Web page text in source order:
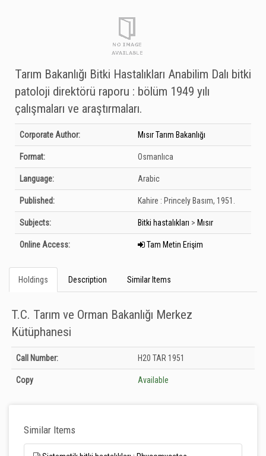
Tarım Bakanlığı Bitki Hastalıkları Anabilim Dalı bitki
patoloji direktörü raporu : bölüm 1949 yılı
çalışmaları ve araştırmaları.
Bibliographic Details
Corporate Author: Mısır Tarım Bakanlığı
Format: Osmanlıca
Language: Arabic
Published: Kahire : Princely Basım, 1951.
Subjects: Bitki hastalıkları > Mısır
Online Access: Tam Metin Erişim
Holdings Description Similar Items
T.C. Tarım ve Orman Bakanlığı Merkez
Kütüphanesi
Holdings details from T.C. Tarım ve Orman Bakanlığı Merkez Kütüphanesi:
Unknown
Call Number: H20 TAR 1951
Copy Available
Similar Items